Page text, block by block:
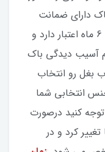
باک دارای ضمانت
تعویض کالا می باشد، این ضمانت تا 6 ماه اعتبار دارد و
آسیب دیدگی باک
بغل رو انتخاب
انتخابی شما
کنید درصورت
کرد و در